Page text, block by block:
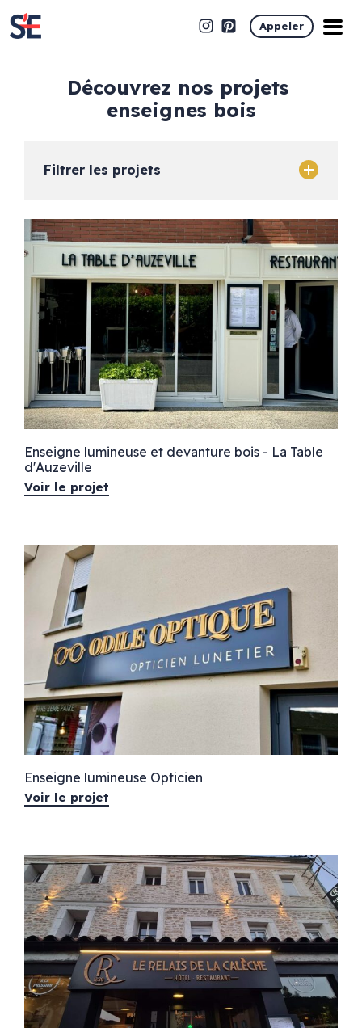
Appeler
découvrez nos projets
enseignes bois
Filtrer les projets
Enseigne lumineuse et devanture bois - La Table
d'Auzeville
Voir le projet
Enseigne lumineuse Opticien
Voir le projet